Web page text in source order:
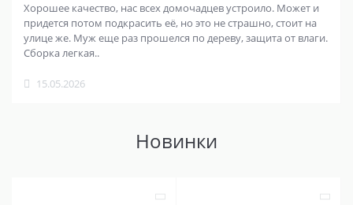
Хорошее качество, нас всех домочадцев устроило. Может и
придется потом подкрасить её, но это не страшно, стоит на
улице же. Муж еще раз прошелся по дереву, защита от влаги.
Сборка легкая..
15.05.2026
Новинки